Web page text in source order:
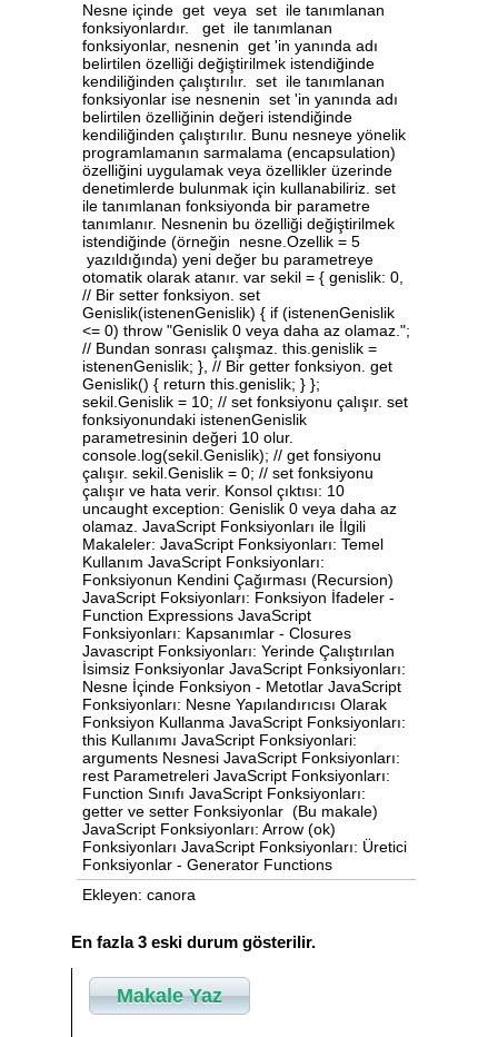
Nesne içinde get veya set ile tanımlanan
fonksiyonlardır. get ile tanımlanan
fonksiyonlar, nesnenin get 'in yanında adı
belirtilen özelliği değiştirilmek istendiğinde
kendiliğinden çalıştırılır. set ile tanımlanan
fonksiyonlar ise nesnenin set 'in yanında adı
belirtilen özelliğinin değeri istendiğinde
kendiliğinden çalıştırılır. Bunu nesneye yönelik
programlamanın sarmalama (encapsulation)
özelliğini uygulamak veya özellikler üzerinde
denetimlerde bulunmak için kullanabiliriz. set
ile tanımlanan fonksiyonda bir parametre
tanımlanır. Nesnenin bu özelliği değiştirilmek
istendiğinde (örneğin nesne.Ozellik = 5
yazıldığında) yeni değer bu parametreye
otomatik olarak atanır. var sekil = { genislik: 0,
// Bir setter fonksiyon. set
Genislik(istenenGenislik) { if (istenenGenislik
<= 0) throw "Genislik 0 veya daha az olamaz.";
// Bundan sonrası çalışmaz. this.genislik =
istenenGenislik; }, // Bir getter fonksiyon. get
Genislik() { return this.genislik; } };
sekil.Genislik = 10; // set fonksiyonu çalışır. set
fonksiyonundaki istenenGenislik
parametresinin değeri 10 olur.
console.log(sekil.Genislik); // get fonsiyonu
çalışır. sekil.Genislik = 0; // set fonksiyonu
çalışır ve hata verir. Konsol çıktısı: 10
uncaught exception: Genislik 0 veya daha az
olamaz. JavaScript Fonksiyonları ile İlgili
Makaleler: JavaScript Fonksiyonları: Temel
Kullanım JavaScript Fonksiyonları:
Fonksiyonun Kendini Çağırması (Recursion)
JavaScript Foksiyonları: Fonksiyon İfadeler -
Function Expressions JavaScript
Fonksiyonları: Kapsanımlar - Closures
Javascript Fonksiyonları: Yerinde Çalıştırılan
İsimsiz Fonksiyonlar JavaScript Fonksiyonları:
Nesne İçinde Fonksiyon - Metotlar JavaScript
Fonksiyonları: Nesne Yapılandırıcısı Olarak
Fonksiyon Kullanma JavaScript Fonksiyonları:
this Kullanımı JavaScript Fonksiyonlari:
arguments Nesnesi JavaScript Fonksiyonları:
rest Parametreleri JavaScript Fonksiyonları:
Function Sınıfı JavaScript Fonksiyonları:
getter ve setter Fonksiyonlar (Bu makale)
JavaScript Fonksiyonları: Arrow (ok)
Fonksiyonları JavaScript Fonksiyonları: Üretici
Fonksiyonlar - Generator Functions
Ekleyen: canora
En fazla 3 eski durum gösterilir.
Makale Yaz